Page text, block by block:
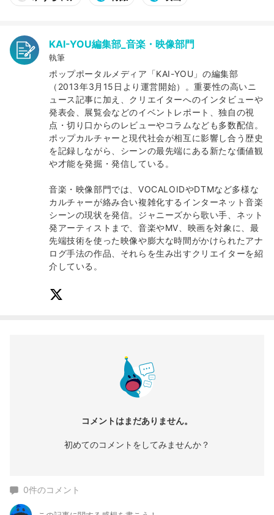
KAI-YOU編集部_音楽・映像部門
執筆
ポップポータルメディア「KAI-YOU」の編集部
（2013年3月15日より運営開始）。重要性の高いニ
ュース記事に加え、クリエイターへのインタビューや
発表会、展覧会などのイベントレポート、独自の視
点・切り口からのレビューやコラムなども多数配信。
ポップカルチャーと現代社会が相互に影響し合う歴史
を記録しながら、シーンの最先端にある新たな価値観
や才能を発掘・発信している。
音楽・映像部門では、VOCALOIDやDTMなど多様な
カルチャーが絡み合い複雑化するインターネット音楽
シーンの現状を発信。ジャニーズから歌い手、ネット
発アーティストまで、音楽やMV、映画を対象に、最
先端技術を使った映像や膨大な時間がかけられたアナ
ログ手法の作品、それらを生み出すクリエイターを紹
介している。
コメントはまだありません。
初めてのコメントをしてみませんか？
0件のコメント